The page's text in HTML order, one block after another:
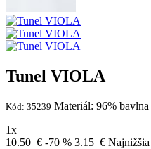
Tunel VIOLA
Kód: 35239 Materiál: 96% bavlna
1x
10.50 € -70 % 3.15 €